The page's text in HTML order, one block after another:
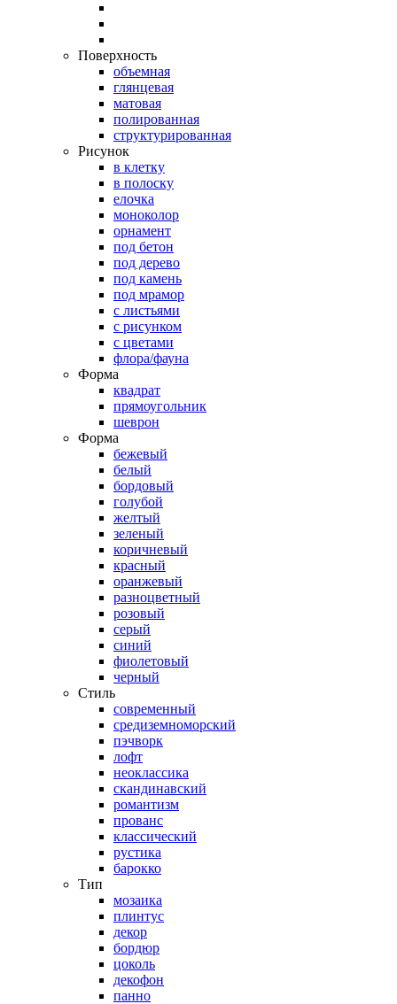
Поверхность
объемная
глянцевая
матовая
полированная
структурированная
Рисунок
в клетку
в полоску
елочка
моноколор
орнамент
под бетон
под дерево
под камень
под мрамор
с листьями
с рисунком
с цветами
флора/фауна
Форма
квадрат
прямоугольник
шеврон
Форма
бежевый
белый
бордовый
голубой
желтый
зеленый
коричневый
красный
оранжевый
разноцветный
розовый
серый
синий
фиолетовый
черный
Стиль
современный
средиземноморский
пэчворк
лофт
неоклассика
скандинавский
романтизм
прованс
классический
рустика
барокко
Тип
мозаика
плинтус
декор
бордюр
цоколь
декофон
панно